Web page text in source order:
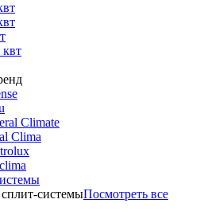
квт
Climate
Clima
системыПосмотреть все